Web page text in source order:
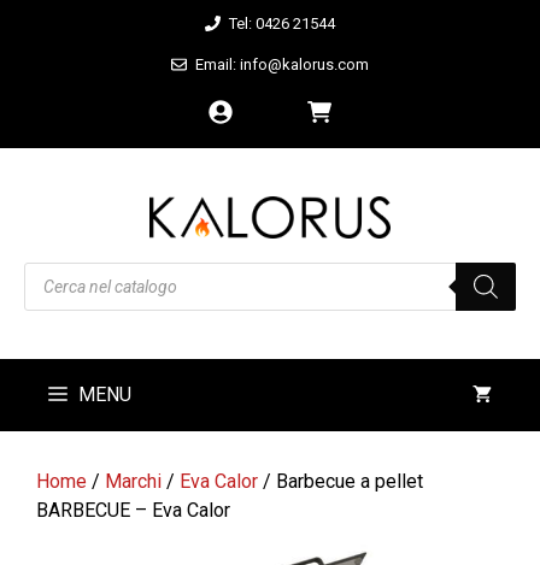
Tel: 0426 21544
Email: info@kalorus.com
Products
search
MENU
Home / Marchi / Eva Calor / Barbecue a pellet
BARBECUE – Eva Calor